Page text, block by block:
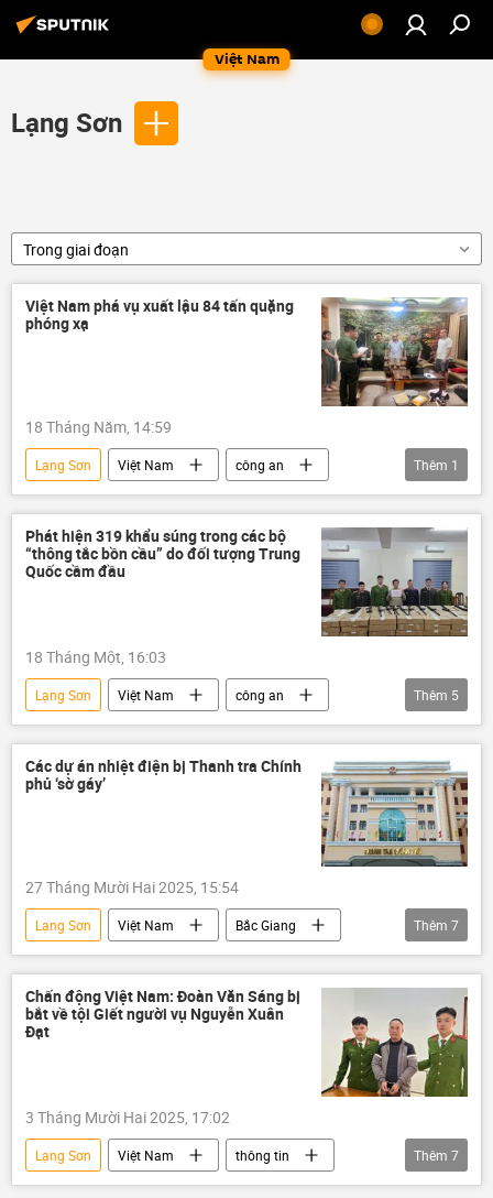
Việt Nam
Lạng Sơn
Trong giai đoạn
Việt Nam phá vụ xuất lậu 84 tấn quặng
phóng xạ
18 Tháng Năm, 14:59
Lạng Sơn Việt Nam
công an
Pháp luật
Thêm 1
Phát hiện 319 khẩu súng trong các bộ
“thông tắc bồn cầu” do đối tượng Trung
Quốc cầm đầu
18 Tháng Một, 16:03
Lạng Sơn Việt Nam
công an
Thế giới
Pháp luật
khởi tố
Trung Quốc
tội phạm
Thêm 5
Các dự án nhiệt điện bị Thanh tra Chính
phủ ‘sờ gáy’
27 Tháng Mười Hai 2025, 15:54
Lạng Sơn Việt Nam
Bắc Giang
điện
Bộ Tài Chính VN
Kinh tế
Chính trị
Thanh tra Chính phủ
nhà máy nhiệt điện
Bộ Công Thương
Thêm 7
Chấn động Việt Nam: Đoàn Văn Sáng bị
bắt về tội Giết người vụ Nguyễn Xuân
Đạt
3 Tháng Mười Hai 2025, 17:02
Lạng Sơn Việt Nam
thông tin
Xã hội
Pháp luật
bị bắt
Thêm 7